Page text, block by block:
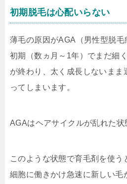
初期脱毛は心配いらない
薄毛の原因がAGA（男性型脱
初期（数ヵ月～1年）でまだ細
が終わり、太く成長しないまま
ってしまいます。
AGAはヘアサイクルが乱れた状
このような状態で育毛剤を使う
細胞に働きかけ急速に新しい毛